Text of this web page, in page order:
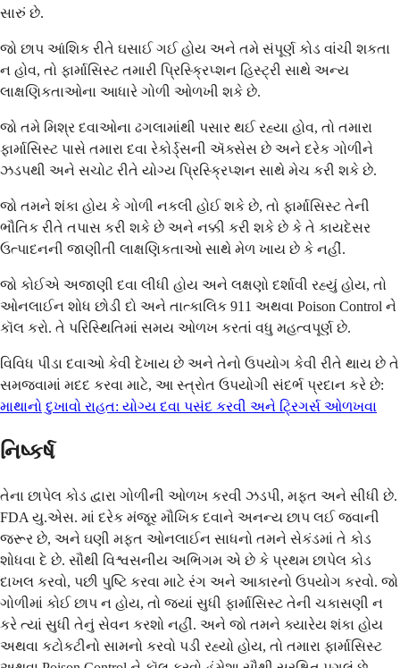
સારું છે.
જો છાપ આંશિક રીતે ઘસાઈ ગઈ હોય અને તમે સંપૂર્ણ કોડ વાંચી શકતા
ન હોવ, તો ફાર્માસિસ્ટ તમારી પ્રિસ્ક્રિપ્શન હિસ્ટ્રી સાથે અન્ય
લાક્ષણિકતાઓના આધારે ગોળી ઓળખી શકે છે.
જો તમે મિશ્ર દવાઓના ઢગલામાંથી પસાર થઈ રહ્યા હોવ, તો તમારા
ફાર્માસિસ્ટ પાસે તમારા દવા રેકોર્ડ્સની ઍક્સેસ છે અને દરેક ગોળીને
ઝડપથી અને સચોટ રીતે યોગ્ય પ્રિસ્ક્રિપ્શન સાથે મેચ કરી શકે છે.
જો તમને શંકા હોય કે ગોળી નકલી હોઈ શકે છે, તો ફાર્માસિસ્ટ તેની
ભૌતિક રીતે તપાસ કરી શકે છે અને નક્કી કરી શકે છે કે તે કાયદેસર
ઉત્પાદનની જાણીતી લાક્ષણિકતાઓ સાથે મેળ ખાય છે કે નહીં.
જો કોઈએ અજાણી દવા લીધી હોય અને લક્ષણો દર્શાવી રહ્યું હોય, તો
ઓનલાઈન શોધ છોડી દો અને તાત્કાલિક 911 અથવા Poison Control ને
કૉલ કરો. તે પરિસ્થિતિમાં સમય ઓળખ કરતાં વધુ મહત્વપૂર્ણ છે.
વિવિધ પીડા દવાઓ કેવી દેખાય છે અને તેનો ઉપયોગ કેવી રીતે થાય છે તે
સમજવામાં મદદ કરવા માટે, આ સ્ત્રોત ઉપયોગી સંદર્ભ પ્રદાન કરે છે:
માથાનો દુખાવો રાહત: યોગ્ય દવા પસંદ કરવી અને ટ્રિગર્સ ઓળખવા
નિષ્કર્ષ
તેના છાપેલ કોડ દ્વારા ગોળીની ઓળખ કરવી ઝડપી, મફત અને સીધી છે.
FDA યુ.એસ. માં દરેક મંજૂર મૌખિક દવાને અનન્ય છાપ લઈ જવાની
જરૂર છે, અને ઘણી મફત ઓનલાઈન સાધનો તમને સેકંડમાં તે કોડ
શોધવા દે છે. સૌથી વિશ્વસનીય અભિગમ એ છે કે પ્રથમ છાપેલ કોડ
દાખલ કરવો, પછી પુષ્ટિ કરવા માટે રંગ અને આકારનો ઉપયોગ કરવો. જો
ગોળીમાં કોઈ છાપ ન હોય, તો જ્યાં સુધી ફાર્માસિસ્ટ તેની ચકાસણી ન
કરે ત્યાં સુધી તેનું સેવન કરશો નહીં. અને જો તમને ક્યારેય શંકા હોય
અથવા કટોકટીનો સામનો કરવો પડી રહ્યો હોય, તો તમારા ફાર્માસિસ્ટ